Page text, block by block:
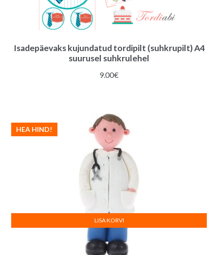
Isadepäevaks kujundatud tordipilt (suhkrupilt) A4
suurusel suhkrulehel
9.00€
HEA HIND!
LISA KORVI